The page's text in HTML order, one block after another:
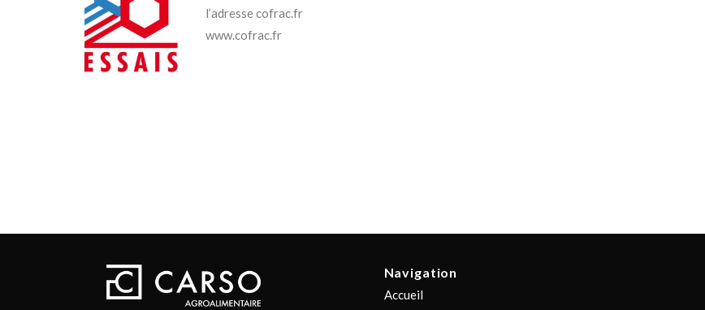
l’adresse cofrac.fr
www.cofrac.fr
Navigation
Accueil